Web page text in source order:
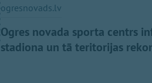
ogresnovads.lv
Ogres novada sporta centrs
stadiona un tā teritorijas